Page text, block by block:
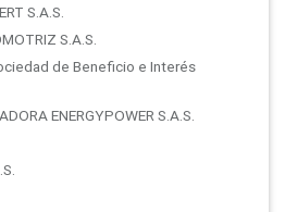
S.A.S.
S.A.S.
de Beneficio e Interés
ENERGYPOWER S.A.S.